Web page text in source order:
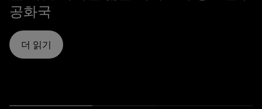
공화국
더 읽기